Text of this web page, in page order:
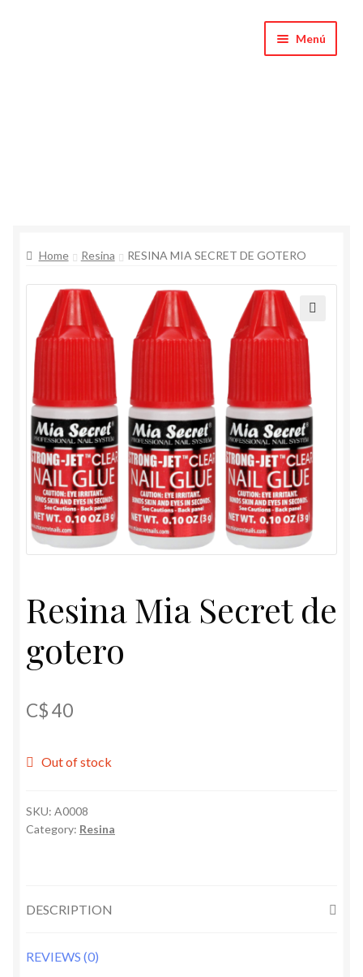
Menú
Carrito
Productos
Home Resina RESINA MIA SECRET DE GOTERO
Resina Mia Secret de
gotero
C$40
Out of stock
SKU: A0008
Category: Resina
DESCRIPTION
REVIEWS (0)